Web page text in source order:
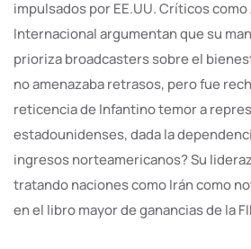
impulsados por EE.UU. Críticos
Internacional argumentan que su
prioriza broadcasters sobre el
no amenazaba retrasos, pero fue
reticencia de Infantino temor a
estadounidenses, dada la
ingresos norteamericanos? Su
tratando naciones como Irán como
en el libro mayor de ganancias de la